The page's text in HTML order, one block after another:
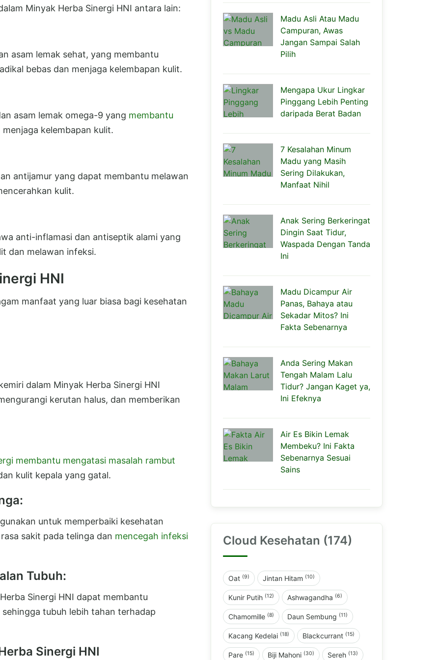
Minyak Herba Sinergi HNI antara lain:
asam lemak sehat, yang membantu
bebas dan menjaga kelembapan kulit.
asam lemak omega-9 yang membantu
kelembapan kulit.
antijamur yang dapat membantu melawan
kulit.
anti-inflamasi dan antiseptik alami yang
dan melawan infeksi.
HNI
manfaat yang luar biasa bagi kesehatan
dalam Minyak Herba Sinergi HNI
kerutan halus, dan memberikan
membantu mengatasi masalah rambut
kulit kepala yang gatal.
untuk memperbaiki kesehatan
sakit pada telinga dan mencegah infeksi
Tubuh:
Sinergi HNI dapat membantu
tubuh lebih tahan terhadap
Sinergi HNI
Madu Asli Atau Madu
Campuran, Awas
Jangan Sampai Salah
Pilih
Mengapa Ukur Lingkar
Pinggang Lebih Penting
daripada Berat Badan
7 Kesalahan Minum
Madu yang Masih
Sering Dilakukan,
Manfaat Nihil
Anak Sering Berkeringat
Dingin Saat Tidur,
Waspada Dengan Tanda
Ini
Madu Dicampur Air
Panas, Bahaya atau
Sekadar Mitos? Ini
Fakta Sebenarnya
Anda Sering Makan
Tengah Malam Lalu
Tidur? Jangan Kaget ya,
Ini Efeknya
Air Es Bikin Lemak
Membeku? Ini Fakta
Sebenarnya Sesuai
Sains
Cloud Kesehatan (174)
Oat (9) Jintan Hitam (10)
Kunir Putih (12) Ashwagandha (6)
Chamomille (8) Daun Sembung (11)
Kacang Kedelai (18) Blackcurrant (15)
Pare (15) Biji Mahoni (30) Sereh (13)